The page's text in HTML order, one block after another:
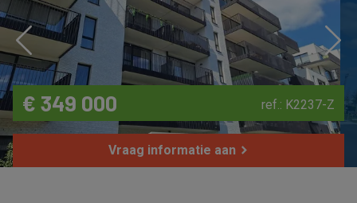
Previous
€ 349 000 ref.: K2237-Z
Vraag informatie aan